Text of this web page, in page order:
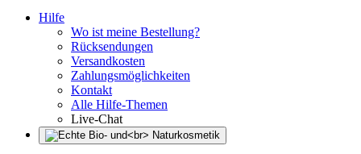
Hilfe
Wo ist meine Bestellung?
Rücksendungen
Versandkosten
Zahlungsmöglichkeiten
Kontakt
Alle Hilfe-Themen
Live-Chat